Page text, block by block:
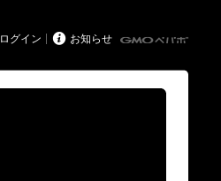
ログイン  お知らせ